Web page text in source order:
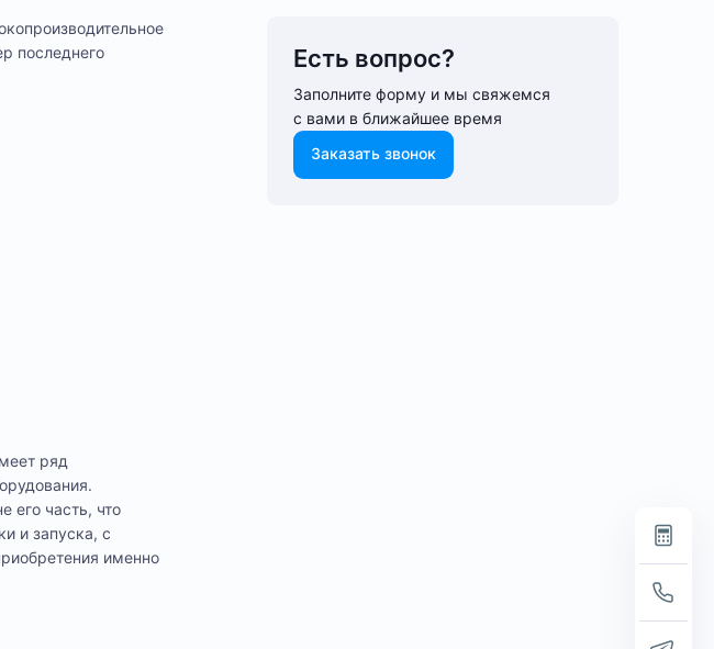
последнего
ряд
его часть, что
и запуска, с
именно
Есть вопрос?
Заполните форму и мы свяжемся
с вами в ближайшее время
Заказать звонок